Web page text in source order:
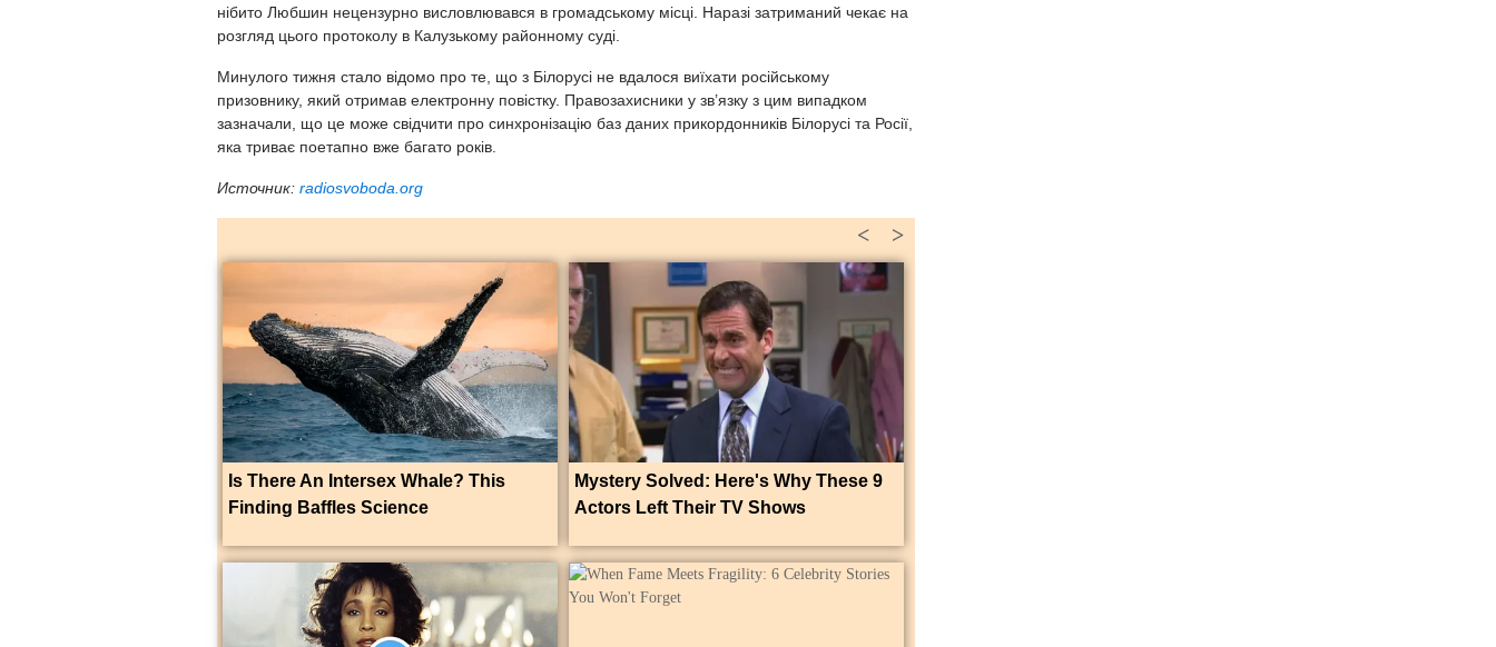
нібито Любшин нецензурно висловлювався в громадському місці. Наразі затриманий чекає на
розгляд цього протоколу в Калузькому районному суді.
Минулого тижня стало відомо про те, що з Білорусі не вдалося виїхати російському
призовнику, який отримав електронну повістку. Правозахисники у зв’язку з цим випадком
зазначали, що це може свідчити про синхронізацію баз даних прикордонників Білорусі та Росії,
яка триває поетапно вже багато років.
Источник: radiosvoboda.org
>
<
Is There An Intersex Whale? This
Finding Baffles Science
Mystery Solved: Here's Why These 9
Actors Left Their TV Shows